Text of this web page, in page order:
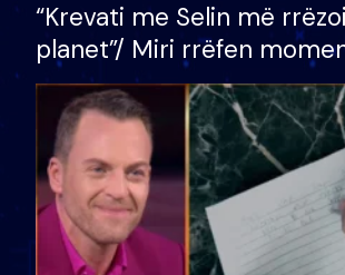
“Krevati me Selin më
planet”/ Miri rrëfen
bukura në shtëpinë e BB
mungojë zilja e mëngjesit